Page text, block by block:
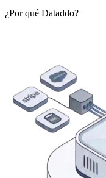
¿Por qué Dataddo?